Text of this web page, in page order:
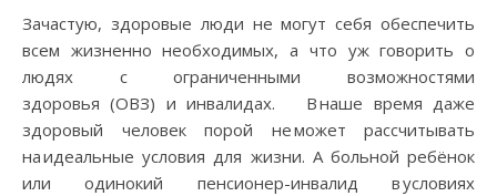
Зачастую, здоровые люди не могут себя обеспечить
всем жизненно необходимых, а что уж говорить о
людях с ограниченными возможностями
здоровья (ОВЗ) и инвалидах. В наше время даже
здоровый человек порой не может рассчитывать
на идеальные условия для жизни. А больной ребёнок
или одинокий пенсионер-инвалид в условиях